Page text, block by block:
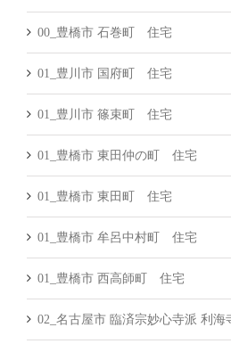
00_豊橋市 石巻町 住宅
01_豊川市 国府町 住宅
01_豊川市 篠束町 住宅
01_豊橋市 東田仲の町 住宅
01_豊橋市 東田町 住宅
01_豊橋市 牟呂中村町 住宅
01_豊橋市 西高師町 住宅
02_名古屋市 臨済宗妙心寺派 利海